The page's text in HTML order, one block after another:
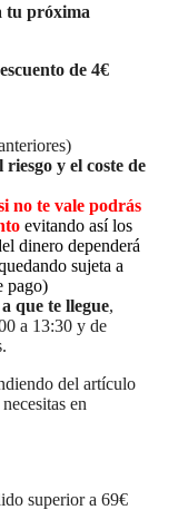
tu próxima
de 4€
riesgo y el coste de
no te vale podrás
evitando así los
dinero dependerá
sujeta a
pago)
que te llegue,
a 13:30 y de
del artículo
en
superior a 69€